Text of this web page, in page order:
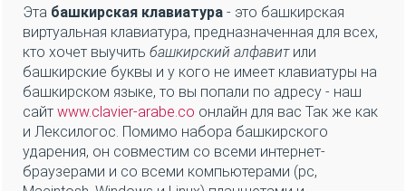
башкирская клавиатурапозволяет пользователям
интернета и компьютера легко вводить символы
(башкирский алфавит) из башкирского языка
онлайн без необходимости установки
компьютерной клавиатуры визуальная башкирская
клавиатура.
Она может быть полезна для набора ваших
сообщений, обновлений из социальных сетей, имен